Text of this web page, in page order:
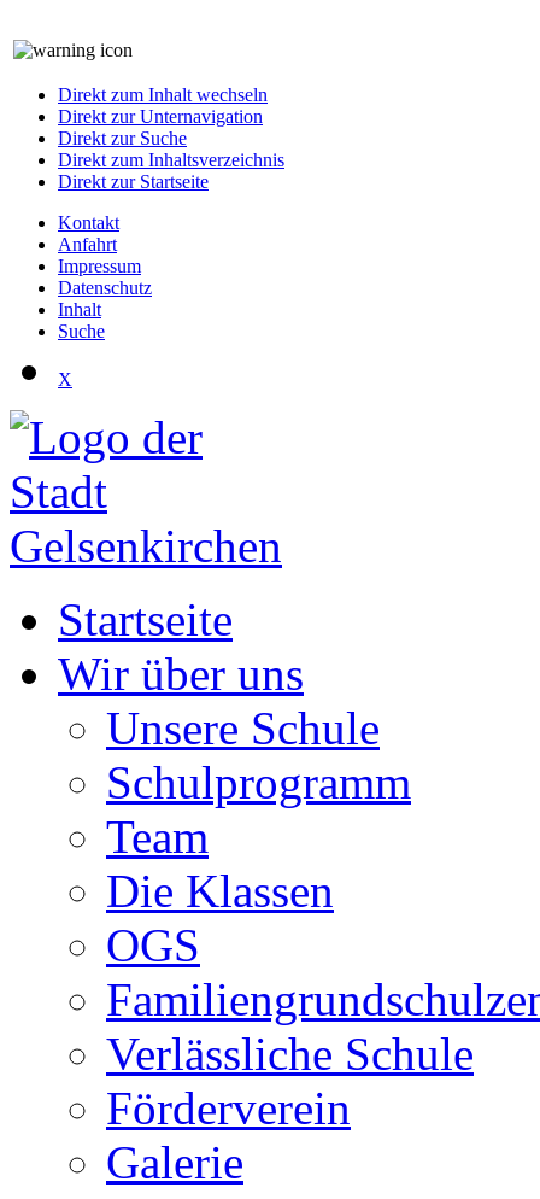
Direkt zum Inhalt wechseln
Direkt zur Unternavigation
Direkt zur Suche
Direkt zum Inhaltsverzeichnis
Direkt zur Startseite
Kontakt
Anfahrt
Impressum
Datenschutz
Inhalt
Suche
X
Startseite
Wir über uns
Unsere Schule
Schulprogramm
Team
Die Klassen
OGS
Verlässliche Schule
Förderverein
Galerie